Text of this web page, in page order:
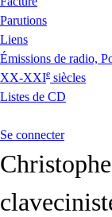
Parutions
Liens
Émissions de radio,
XX-XXIe siècles
Listes de CD
Se connecter